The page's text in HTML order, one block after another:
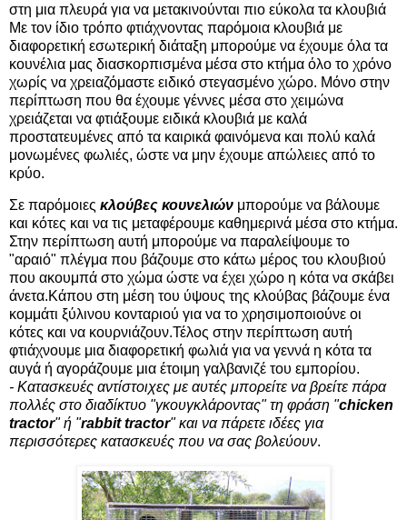
στη μια πλευρά για να μετακινούνται πιο εύκολα τα κλουβιά
Με τον ίδιο τρόπο φτιάχνοντας παρόμοια κλουβιά με
διαφορετική εσωτερική διάταξη μπορούμε να έχουμε όλα τα
κουνέλια μας διασκορπισμένα μέσα στο κτήμα όλο το χρόνο
χωρίς να χρειαζόμαστε ειδικό στεγασμένο χώρο. Μόνο στην
περίπτωση που θα έχουμε γέννες μέσα στο χειμώνα
χρειάζεται να φτιάξουμε ειδικά κλουβιά με καλά
προστατευμένες από τα καιρικά φαινόμενα και πολύ καλά
μονωμένες φωλιές, ώστε να μην έχουμε απώλειες από το
κρύο.
Σε παρόμοιες κλούβες κουνελιών μπορούμε να βάλουμε
και κότες και να τις μεταφέρουμε καθημερινά μέσα στο κτήμα.
Στην περίπτωση αυτή μπορούμε να παραλείψουμε το
"αραιό" πλέγμα που βάζουμε στο κάτω μέρος του κλουβιού
που ακουμπά στο χώμα ώστε να έχει χώρο η κότα να σκάβει
άνετα.Κάπου στη μέση του ύψους της κλούβας βάζουμε ένα
κομμάτι ξύλινου κονταριού για να το χρησιμοποιούνε οι
κότες και να κουρνιάζουν.Τέλος στην περίπτωση αυτή
φτιάχνουμε μια διαφορετική φωλιά για να γεννά η κότα τα
αυγά ή αγοράζουμε μια έτοιμη γαλβανιζέ του εμπορίου.
- Κατασκευές αντίστοιχες με αυτές μπορείτε να βρείτε πάρα
πολλές στο διαδίκτυο "γκουγκλάροντας" τη φράση "chicken
tractor" ή "rabbit tractor" και να πάρετε ιδέες για
περισσότερες κατασκευές που να σας βολεύουν.